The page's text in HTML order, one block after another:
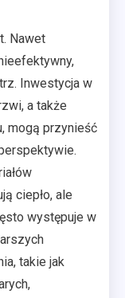
Nawet
Inwestycja w
a także
mogą przynieść
ciepło, ale
występuje w
takie jak